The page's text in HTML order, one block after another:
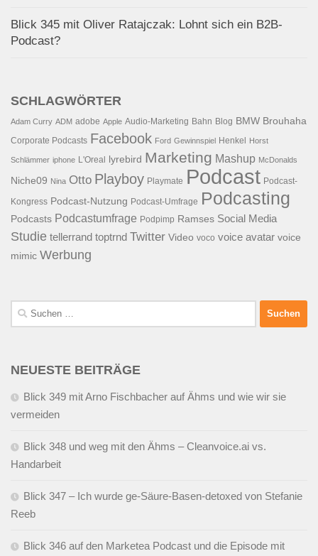
Blick 345 mit Oliver Ratajczak: Lohnt sich ein B2B-
Podcast?
SCHLAGWÖRTER
Adam Curry ADM adobe Apple Audio-Marketing Bahn Blog BMW Brouhaha
Corporate Podcasts Facebook Ford Gewinnspiel Henkel Horst
Schlämmer iphone L'Oreal lyrebird Marketing Mashup McDonalds
Niche09 Nina Otto Playboy Playmate Podcast Podcast-
Kongress Podcast-Nutzung Podcast-Umfrage Podcasting
Podcasts Podcastumfrage Podpimp Ramses Social Media
Studie tellerrand toptrnd Twitter Video voco voice avatar voice
mimic Werbung
Suchen
nach:
NEUESTE BEITRÄGE
Blick 349 mit Arno Fischbacher auf Ähms und wie wir sie
vermeiden
Blick 348 und weg mit den Ähms – Cleanvoice.ai vs.
Handarbeit
Blick 347 – Ich wurde ge-Säure-Basen-detoxed von Stefanie
Reeb
Blick 346 auf den Marketea Podcast und die Episode mit